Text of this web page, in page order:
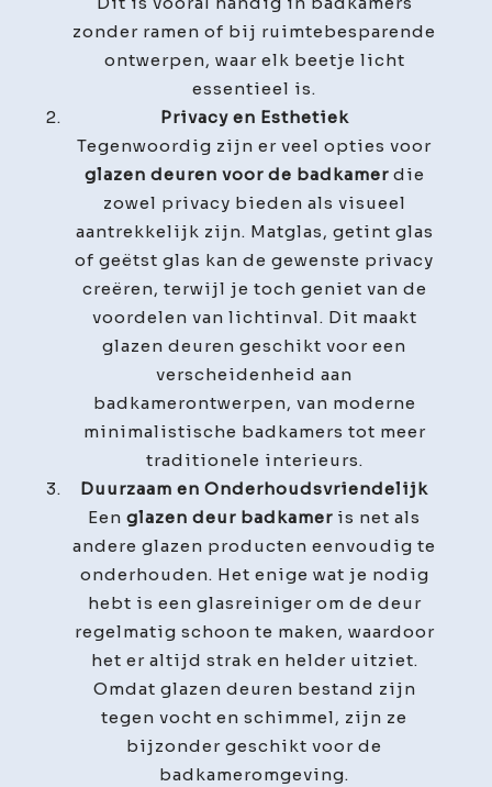
zonder ramen of bij ruimtebesparende
ontwerpen, waar elk beetje licht
essentieel is.
Privacy en Esthetiek
Tegenwoordig zijn er veel opties voor
glazen deuren voor de badkamerdie
zowel privacy bieden als visueel
aantrekkelijk zijn. Matglas, getint glas
of geëtst glas kan de gewenste privacy
creëren, terwijl je toch geniet van de
voordelen van lichtinval. Dit maakt
glazen deuren geschikt voor een
verscheidenheid aan
badkamerontwerpen, van moderne
minimalistische badkamers tot meer
traditionele interieurs.
Duurzaam en Onderhoudsvriendelijk
Een glazen deur badkamer is net als
andere glazen producten eenvoudig te
onderhouden. Het enige wat je nodig
hebt is een glasreiniger om de deur
regelmatig schoon te maken, waardoor
het er altijd strak en helder uitziet.
Omdat glazen deuren bestand zijn
tegen vocht en schimmel, zijn ze
bijzonder geschikt voor de
badkameromgeving.